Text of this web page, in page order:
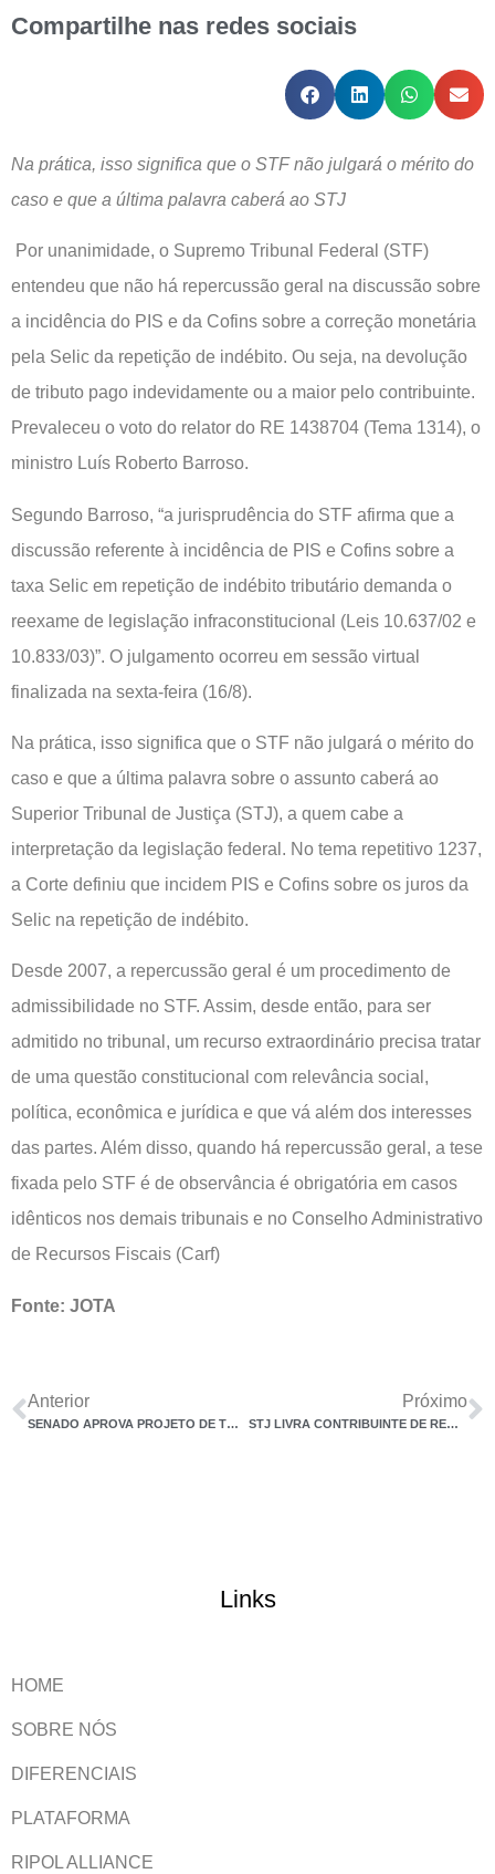
Compartilhe nas redes sociais
Na prática, isso significa que o STF não julgará o mérito do
caso e que a última palavra caberá ao STJ
Por unanimidade, o Supremo Tribunal Federal (STF)
entendeu que não há repercussão geral na discussão sobre
a incidência do PIS e da Cofins sobre a correção monetária
pela Selic da repetição de indébito. Ou seja, na devolução
de tributo pago indevidamente ou a maior pelo contribuinte.
Prevaleceu o voto do relator do RE 1438704 (Tema 1314), o
ministro Luís Roberto Barroso.
Segundo Barroso, “a jurisprudência do STF afirma que a
discussão referente à incidência de PIS e Cofins sobre a
taxa Selic em repetição de indébito tributário demanda o
reexame de legislação infraconstitucional (Leis 10.637/02 e
10.833/03)”. O julgamento ocorreu em sessão virtual
finalizada na sexta-feira (16/8).
Na prática, isso significa que o STF não julgará o mérito do
caso e que a última palavra sobre o assunto caberá ao
Superior Tribunal de Justiça (STJ), a quem cabe a
interpretação da legislação federal. No tema repetitivo 1237,
a Corte definiu que incidem PIS e Cofins sobre os juros da
Selic na repetição de indébito.
Desde 2007, a repercussão geral é um procedimento de
admissibilidade no STF. Assim, desde então, para ser
admitido no tribunal, um recurso extraordinário precisa tratar
de uma questão constitucional com relevância social,
política, econômica e jurídica e que vá além dos interesses
das partes. Além disso, quando há repercussão geral, a tese
fixada pelo STF é de observância é obrigatória em casos
idênticos nos demais tribunais e no Conselho Administrativo
de Recursos Fiscais (Carf)
Fonte: JOTA
Anterior
SENADO APROVA PROJETO DE TRANSIÇÃO PARA FIM DA DESONERAÇÃO DA FOLHA DE PAGAMENTO
Próximo
STJ LIVRA CONTRIBUINTE DE REQUISITOS PARA RESTITUIR DIFERENÇA DE ICMS-ST
Links
HOME
SOBRE NÓS
DIFERENCIAIS
PLATAFORMA
RIPOL ALLIANCE